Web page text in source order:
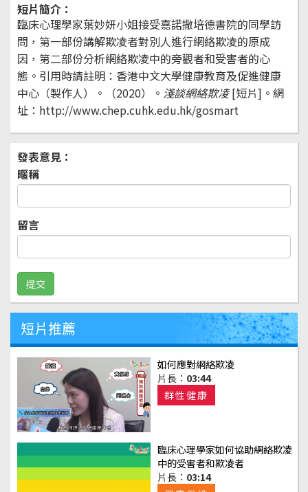
短片簡介：
臨床心理學家葉妙妍小姐接受嘉諾撒培德書院的同學訪
問，第一部份講解欺凌者對別人進行網絡欺凌的原成
因，第二部份分析網絡欺凌中的旁觀者和受害者的心
態。引用時請註明：香港中文大學健康教育及促進健康
中心（製作人）。（2020）。 淺談網絡欺凌[短片]。網
址：http://www.chep.cuhk.edu.hk/gosmart
發表意見：
暱稱
留言
短片推薦
如何應對網絡欺凌
片長： 03:44
群性健康
臨床心理學家如何協助網絡欺凌
中的受害者和欺凌者
片長： 03:14